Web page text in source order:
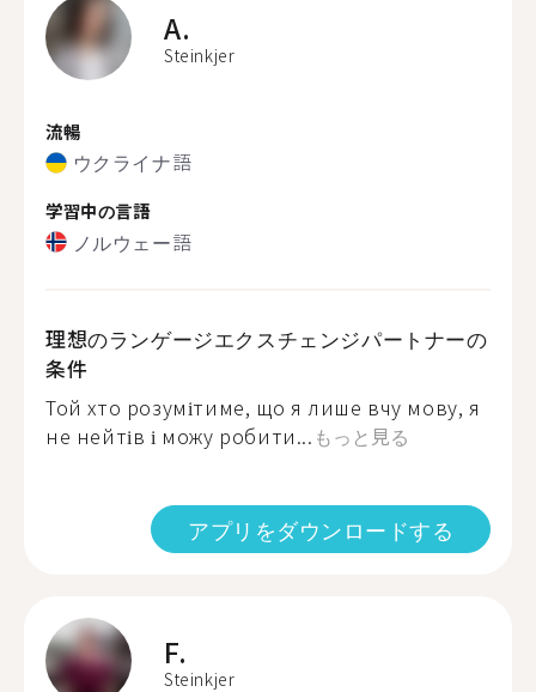
A.
Steinkjer
流暢
ウクライナ語
学習中の言語
ノルウェー語
理想のランゲージエクスチェンジパートナーの
条件
Той хто розумітиме, що я лише вчу мову, я
не нейтів і можу робити... もっと見る
アプリをダウンロードする
F.
Steinkjer